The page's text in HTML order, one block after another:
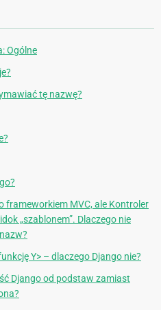
Ogólne
tę nazwę?
frameworkiem MVC, ale Kontroler
„szablonem”. Dlaczego nie
Y> – dlaczego Django nie?
Django od podstaw zamiast